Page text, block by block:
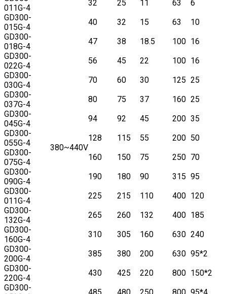
380~440V
011G-4
32 25 11 63
6
GD300-
015G-4
40 32 15 63
10
GD300-
018G-4
47 38 18.5 100 16
GD300-
022G-4
56 45 22 100 16
GD300-
030G-4
70 60 30 125 25
GD300-
037G-4
80 75 37 160 25
GD300-
045G-4
94 92 45 200 35
GD300-
055G-4
128 115 55 200 50
GD300-
075G-4
160 150 75 250 70
GD300-
090G-4
190 180 90 315 95
GD300-
011G-4
225 215 110 400 120
GD300-
132G-4
265 260 132 400 185
GD300-
160G-4
310 305 160 630 240
GD300-
200G-4
385 380 200 630 95*2
GD300-
220G-4
430 425 220 800 150*2
GD300-